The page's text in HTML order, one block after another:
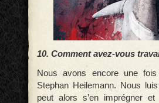
10. Comment avez-vous
Nous avons encore une
Stephan Heilemann. Nous
peut alors s’en imprégner